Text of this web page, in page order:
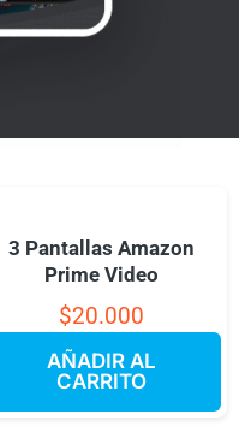
3 Pantallas Amazon
Prime Video
$20.000
AÑADIR AL
CARRITO